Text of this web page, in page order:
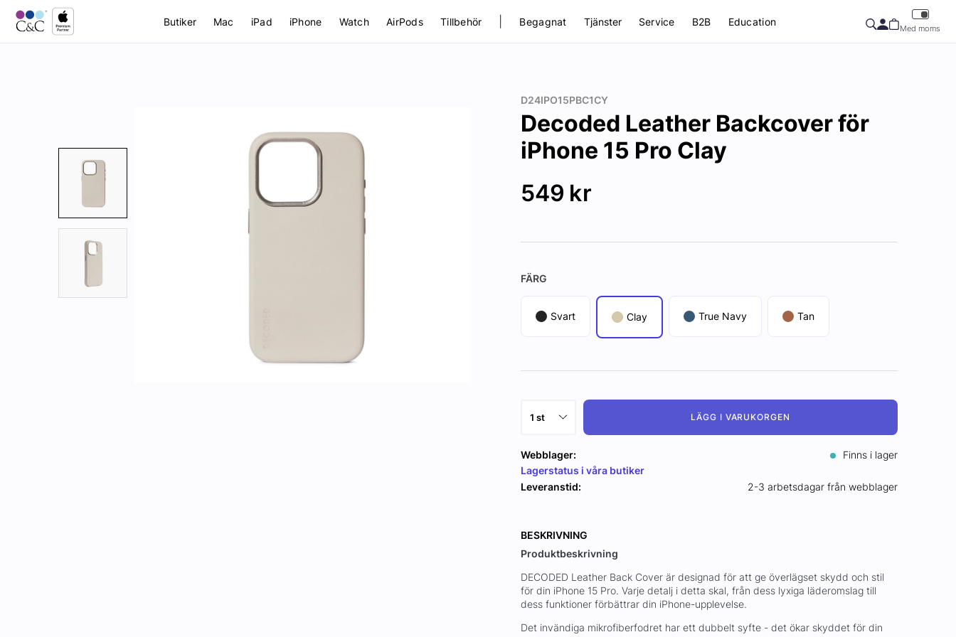
Butiker Mac iPad iPhone Watch AirPods Tillbehör Begagnat Tjänster Service B2B Education
Med moms
D24IPO15PBC1CY
Decoded Leather Backcover för
iPhone 15 Pro Clay
549 kr
FÄRG
Svart Clay True Navy Tan
LÄGG I VARUKORGEN
Webblager:
Finns i lager
Lagerstatus i våra butiker
Leveranstid:
2-3 arbetsdagar från webblager
BESKRIVNING
Produktbeskrivning
DECODED Leather Back Cover är designad för att ge överlägset skydd och stil
för din iPhone 15 Pro. Varje detalj i detta skal, från dess lyxiga läderomslag till
dess funktioner förbättrar din iPhone-upplevelse.
Det invändiga mikrofiberfodret har ett dubbelt syfte - det ökar skyddet för din